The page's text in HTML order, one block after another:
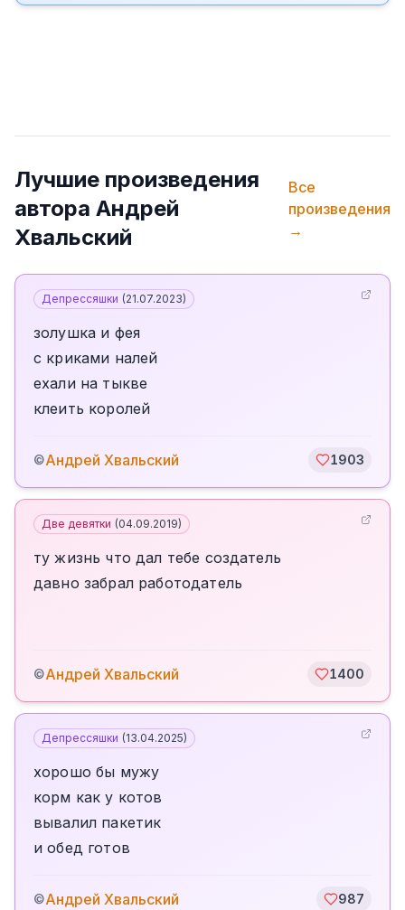
Лучшие произведения
автора Андрей
Хвальский
Все
произведения
→
Депрессяшки (21.07.2023)
золушка и фея
с криками налей
ехали на тыкве
клеить королей
©Андрей Хвальский 1903
Две девятки (04.09.2019)
ту жизнь что дал тебе создатель
давно забрал работодатель
©Андрей Хвальский 1400
Депрессяшки (13.04.2025)
хорошо бы мужу
корм как у котов
вывалил пакетик
и обед готов
©Андрей Хвальский 987